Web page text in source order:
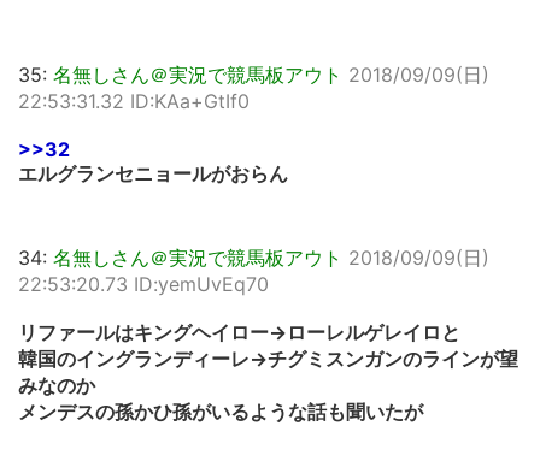
35: 名無しさん＠実況で競馬板アウト 2018/09/09(日)
22:53:31.32 ID:KAa+GtIf0
>>32
エルグランセニョールがおらん
34: 名無しさん＠実況で競馬板アウト 2018/09/09(日)
22:53:20.73 ID:yemUvEq70
リファールはキングヘイロー→ローレルゲレイロと
韓国のイングランディーレ→チグミスンガンのラインが望
みなのか
メンデスの孫かひ孫がいるような話も聞いたが